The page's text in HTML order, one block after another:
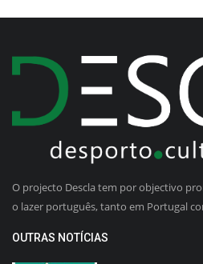
O projecto Descla tem por objectivo
o lazer português, tanto em Portugal
OUTRAS NOTÍCIAS